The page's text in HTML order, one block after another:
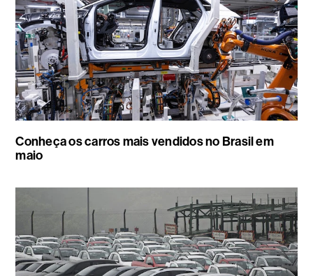
Conheça os carros mais vendidos no Brasil em
maio